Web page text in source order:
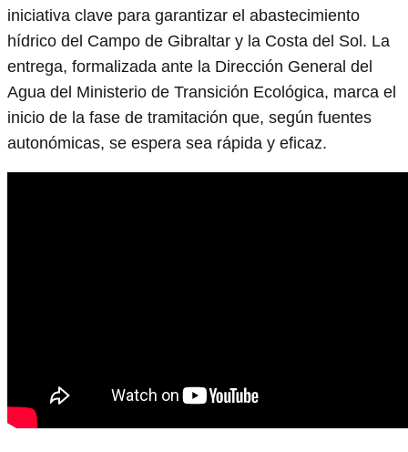
iniciativa clave para garantizar el abastecimiento
hídrico del Campo de Gibraltar y la Costa del Sol. La
entrega, formalizada ante la Dirección General del
Agua del Ministerio de Transición Ecológica, marca el
inicio de la fase de tramitación que, según fuentes
autonómicas, se espera sea rápida y eficaz.